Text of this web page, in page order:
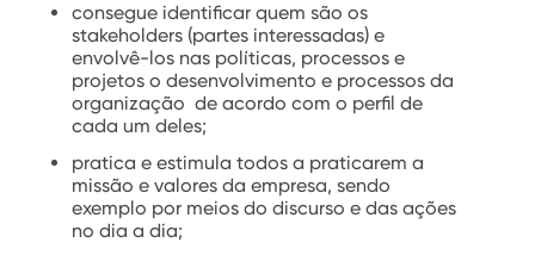
consegue identificar quem são os
stakeholders (partes interessadas) e
envolvê-los nas políticas, processos e
projetos o desenvolvimento e processos da
organização de acordo com o perfil de
cada um deles;
pratica e estimula todos a praticarem a
missão e valores da empresa, sendo
exemplo por meios do discurso e das ações
no dia a dia;